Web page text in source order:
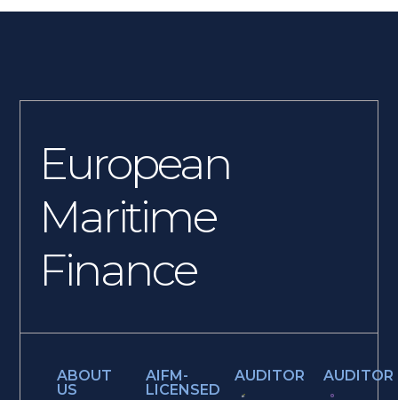
European
Maritime
Finance
ABOUT
US
AIFM-
LICENSED
AUDITOR AUDITOR